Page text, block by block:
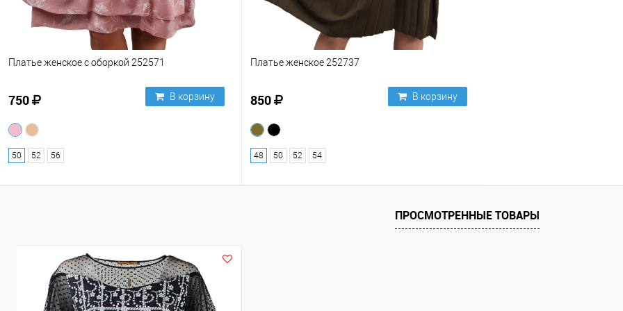
Платье женское с оборкой 252571
750 В корзину
50 52 56
Платье женское 252737
850 В корзину
48 50 52 54
ПРОСМОТРЕННЫЕ ТОВАРЫ